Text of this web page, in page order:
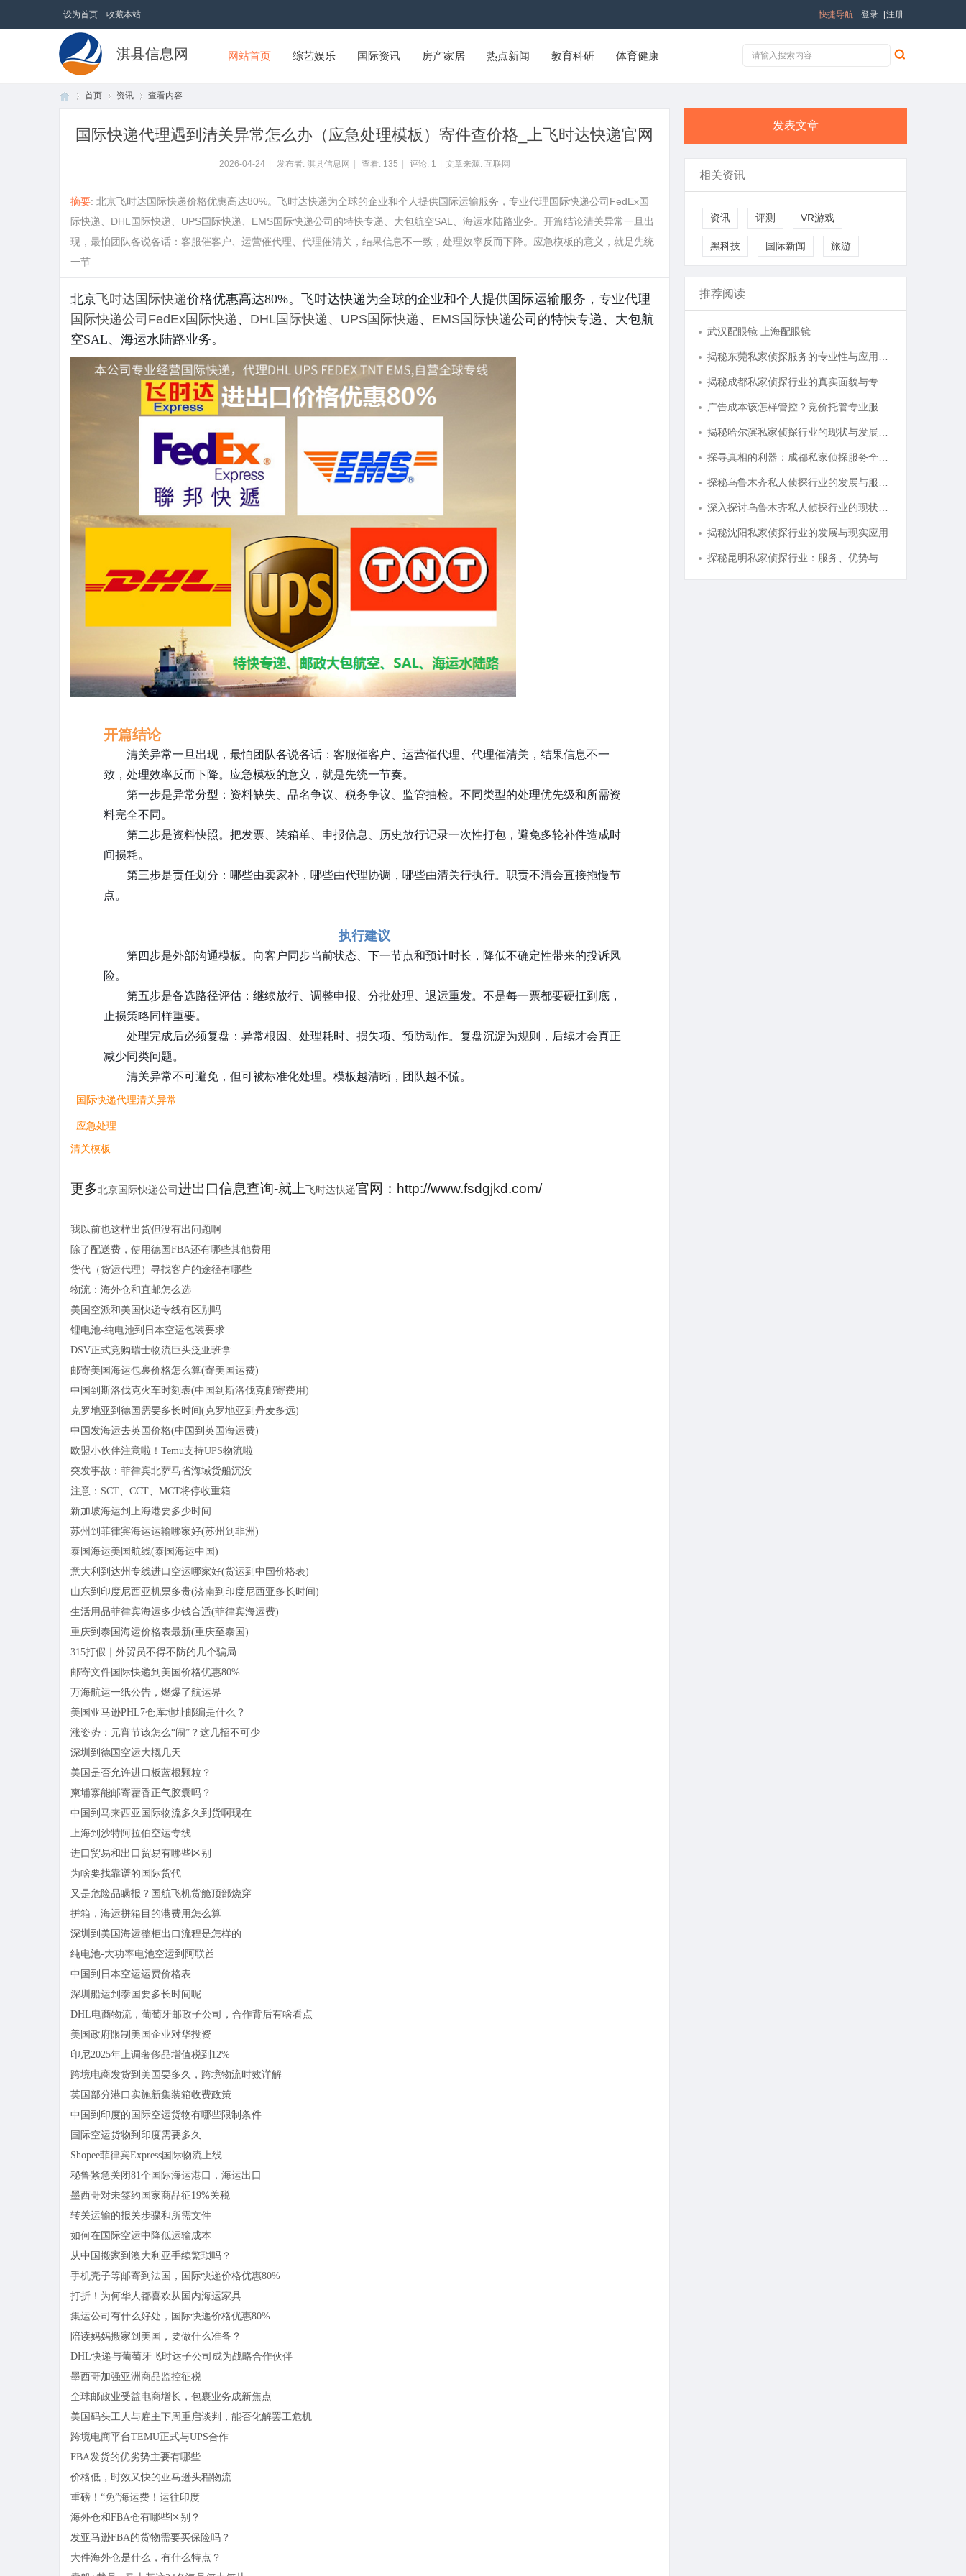
设为首页 收藏本站 登录 注册
快捷导航
淇县信息网 网站首页 综艺娱乐 国际资讯 房产家居 热点新闻 教育科研 体育健康
首页 资讯 查看内容
国际快递代理遇到清关异常怎么办（应急处理模板）寄件查价格_上飞时达快递官网
2026-04-24 发布者: 淇县信息网 查看: 135 评论: 1 文章来源: 互联网
摘要: 北京飞时达国际快递价格优惠高达80%。飞时达快递为全球的企业和个人提供国际运输服务，专业代理国际快递公司FedEx国
际快递、DHL国际快递、UPS国际快递、EMS国际快递公司的特快专递、大包航空SAL、海运水陆路业务。开篇结论清关异常一旦出
现，最怕团队各说各话：客服催客户、运营催代理、代理催清关，结果信息不一致，处理效率反而下降。应急模板的意义，就是先统
一节.........
北京 飞时达 国际快递价格优惠高达80%。飞时达快递为全球的企业和个人提供国际运输服务，专业代理
国际快递公司 FedEx国际快递 、 DHL国际快递 、 UPS国际快递 、 EMS国际快递公司的特快专递、大包航
空SAL、海运水陆路业务。
开篇结论
清关异常一旦出现，最怕团队各说各话：客服催客户、运营催代理、代理催清关，结果信息不一
致，处理效率反而下降。应急模板的意义，就是先统一节奏。
第一步是异常分型：资料缺失、品名争议、税务争议、监管抽检。不同类型的处理优先级和所需资
料完全不同。
第二步是资料快照。把发票、装箱单、申报信息、历史放行记录一次性打包，避免多轮补件造成时
间损耗。
第三步是责任划分：哪些由卖家补，哪些由代理协调，哪些由清关行执行。职责不清会直接拖慢节
点。
执行建议
第四步是外部沟通模板。向客户同步当前状态、下一节点和预计时长，降低不确定性带来的投诉风
险。
第五步是备选路径评估：继续放行、调整申报、分批处理、退运重发。不是每一票都要硬扛到底，
止损策略同样重要。
处理完成后必须复盘：异常根因、处理耗时、损失项、预防动作。复盘沉淀为规则，后续才会真正
减少同类问题。
清关异常不可避免，但可被标准化处理。模板越清晰，团队越不慌。
国际快递代理清关异常
应急处理
清关模板
更多北京国际快递公司进出口信息查询-就上飞时达快递官网：http://www.fsdgjkd.com/
我以前也这样出货但没有出问题啊
除了配送费，使用德国FBA还有哪些其他费用
货代（货运代理）寻找客户的途径有哪些
物流：海外仓和直邮怎么选
美国空派和美国快递专线有区别吗
锂电池-纯电池到日本空运包装要求
DSV正式竞购瑞士物流巨头泛亚班拿
邮寄美国海运包裹价格怎么算(寄美国运费)
中国到斯洛伐克火车时刻表(中国到斯洛伐克邮寄费用)
克罗地亚到德国需要多长时间(克罗地亚到丹麦多远)
中国发海运去英国价格(中国到英国海运费)
欧盟小伙伴注意啦！Temu支持UPS物流啦
突发事故：菲律宾北萨马省海域货船沉没
注意：SCT、CCT、MCT将停收重箱
新加坡海运到上海港要多少时间
苏州到菲律宾海运运输哪家好(苏州到非洲)
泰国海运美国航线(泰国海运中国)
意大利到达州专线进口空运哪家好(货运到中国价格表)
山东到印度尼西亚机票多贵(济南到印度尼西亚多长时间)
生活用品菲律宾海运多少钱合适(菲律宾海运费)
重庆到泰国海运价格表最新(重庆至泰国)
315打假｜外贸员不得不防的几个骗局
邮寄文件国际快递到美国价格优惠80%
万海航运一纸公告，燃爆了航运界
美国亚马逊PHL7仓库地址邮编是什么？
涨姿势：元宵节该怎么“闹”？这几招不可少
深圳到德国空运大概几天
美国是否允许进口板蓝根颗粒？
柬埔寨能邮寄藿香正气胶囊吗？
中国到马来西亚国际物流多久到货啊现在
上海到沙特阿拉伯空运专线
进口贸易和出口贸易有哪些区别
为啥要找靠谱的国际货代
又是危险品瞒报？国航飞机货舱顶部烧穿
拼箱，海运拼箱目的港费用怎么算
深圳到美国海运整柜出口流程是怎样的
纯电池-大功率电池空运到阿联酋
中国到日本空运运费价格表
深圳船运到泰国要多长时间呢
DHL电商物流，葡萄牙邮政子公司，合作背后有啥看点
美国政府限制美国企业对华投资
印尼2025年上调奢侈品增值税到12%
跨境电商发货到美国要多久，跨境物流时效详解
英国部分港口实施新集装箱收费政策
中国到印度的国际空运货物有哪些限制条件
国际空运货物到印度需要多久
Shopee菲律宾Express国际物流上线
秘鲁紧急关闭81个国际海运港口，海运出口
墨西哥对未签约国家商品征19%关税
转关运输的报关步骤和所需文件
如何在国际空运中降低运输成本
从中国搬家到澳大利亚手续繁琐吗？
手机壳子等邮寄到法国，国际快递价格优惠80%
打折！为何华人都喜欢从国内海运家具
集运公司有什么好处，国际快递价格优惠80%
陪读妈妈搬家到美国，要做什么准备？
DHL快递与葡萄牙飞时达子公司成为战略合作伙伴
墨西哥加强亚洲商品监控征税
全球邮政业受益电商增长，包裹业务成新焦点
美国码头工人与雇主下周重启谈判，能否化解罢工危机
跨境电商平台TEMU正式与UPS合作
FBA发货的优劣势主要有哪些
价格低，时效又快的亚马逊头程物流
重磅！“免”海运费！运往印度
海外仓和FBA仓有哪些区别？
发亚马逊FBA的货物需要买保险吗？
大件海外仓是什么，有什么特点？
发表文章
相关资讯
资讯 评测 VR游戏
黑科技 国际新闻 旅游
推荐阅读
武汉配眼镜 上海配眼镜
揭秘沈阳私家侦探行业的发展与现实应用